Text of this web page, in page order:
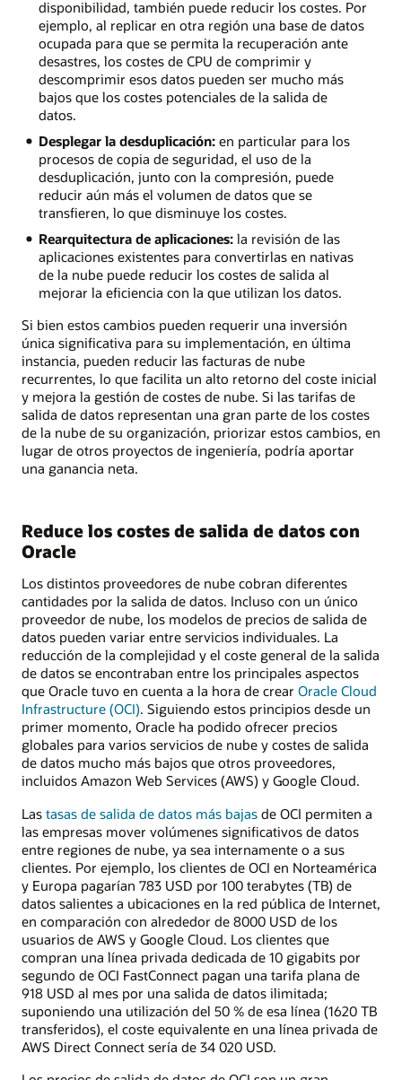
disponibilidad, también puede reducir los costes. Por
ejemplo, al replicar en otra región una base de datos
ocupada para que se permita la recuperación ante
desastres, los costes de CPU de comprimir y
descomprimir esos datos pueden ser mucho más
bajos que los costes potenciales de la salida de
datos.
Desplegar la desduplicación:en particular para los
procesos de copia de seguridad, el uso de la
desduplicación, junto con la compresión, puede
reducir aún más el volumen de datos que se
transfieren, lo que disminuye los costes.
Rearquitectura de aplicaciones:la revisión de las
aplicaciones existentes para convertirlas en nativas
de la nube puede reducir los costes de salida al
mejorar la eficiencia con la que utilizan los datos.
Si bien estos cambios pueden requerir una inversión
única significativa para su implementación, en última
instancia, pueden reducir las facturas de nube
recurrentes, lo que facilita un alto retorno del coste inicial
y mejora la gestión de costes de nube. Si las tarifas de
salida de datos representan una gran parte de los costes
de la nube de su organización, priorizar estos cambios, en
lugar de otros proyectos de ingeniería, podría aportar
una ganancia neta.
Reduce los costes de salida de datos con
Oracle
Los distintos proveedores de nube cobran diferentes
cantidades por la salida de datos. Incluso con un único
proveedor de nube, los modelos de precios de salida de
datos pueden variar entre servicios individuales. La
reducción de la complejidad y el coste general de la salida
de datos se encontraban entre los principales aspectos
que Oracle tuvo en cuenta a la hora de crear Oracle Cloud
Infrastructure (OCI). Siguiendo estos principios desde un
primer momento, Oracle ha podido ofrecer precios
globales para varios servicios de nube y costes de salida
de datos mucho más bajos que otros proveedores,
incluidos Amazon Web Services (AWS) y Google Cloud.
Las tasas de salida de datos más bajas de OCI permiten a
las empresas mover volúmenes significativos de datos
entre regiones de nube, ya sea internamente o a sus
clientes. Por ejemplo, los clientes de OCI en Norteamérica
y Europa pagarían 783 USD por 100 terabytes (TB) de
datos salientes a ubicaciones en la red pública de Internet,
en comparación con alrededor de 8000 USD de los
usuarios de AWS y Google Cloud. Los clientes que
compran una línea privada dedicada de 10 gigabits por
segundo de OCI FastConnect pagan una tarifa plana de
918 USD al mes por una salida de datos ilimitada;
suponiendo una utilización del 50 % de esa línea (1620 TB
transferidos), el coste equivalente en una línea privada de
AWS Direct Connect sería de 34 020 USD.